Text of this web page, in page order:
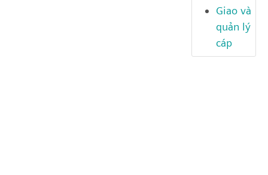
Giao và
quản lý
cáp